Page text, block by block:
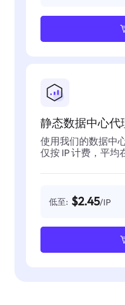
静态数据中心代
使用我们的数据中
仅按 IP 计费，平均
低至: $2.45/IP